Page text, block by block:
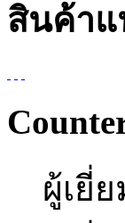
สินค้าแ
ผู้เยี่